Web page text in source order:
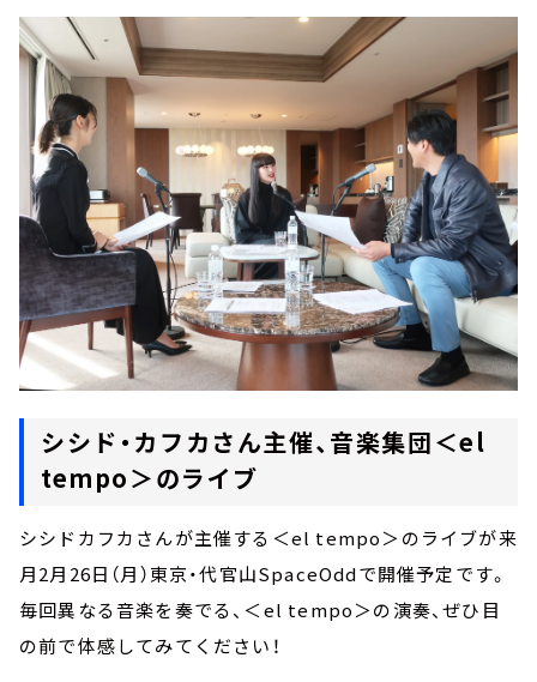
シシド・カフカさん主催、音楽集団＜el
tempo＞のライブ
シシドカフカさんが主催する＜el tempo＞のライブが来
月2月26日（月）東京・代官山SpaceOddで開催予定です。
毎回異なる音楽を奏でる、＜el tempo＞の演奏、ぜひ目
の前で体感してみてください！